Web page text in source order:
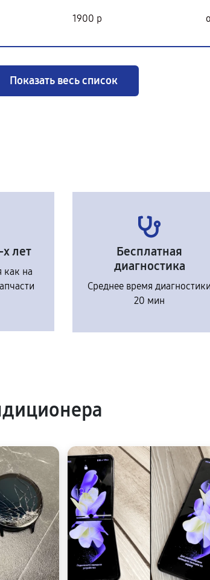
1900 р
Показать весь список
х лет
как на
Бесплатная
диагностика
Среднее время диагностики
20 мин